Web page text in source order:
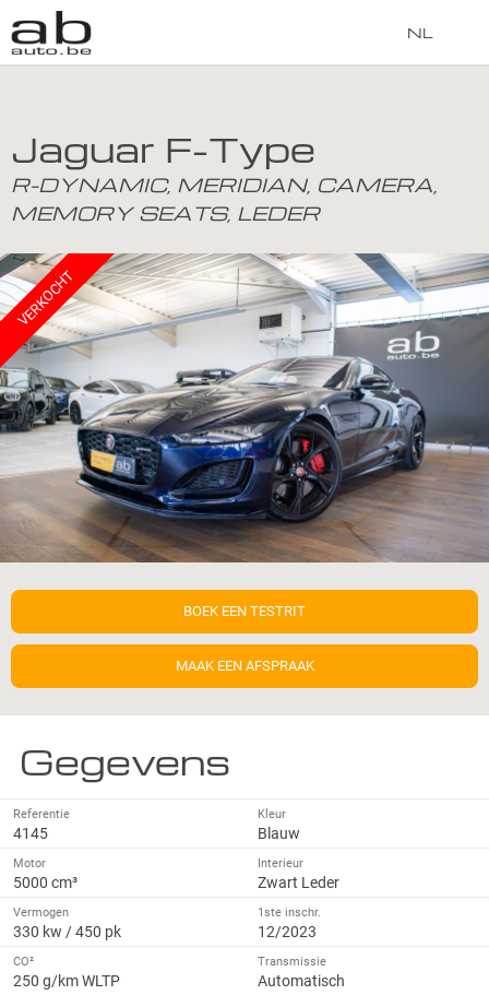
NL
Jaguar F-Type
R-DYNAMIC, MERIDIAN, CAMERA,
MEMORY SEATS, LEDER
VERKOCHT
BOEK EEN TESTRIT
MAAK EEN AFSPRAAK
Gegevens
Referentie
4145
Motor
5000 cm³
Vermogen
330 kw / 450 pk
CO²
250 g/km WLTP
Kleur
Blauw
Interieur
Zwart Leder
1ste inschr.
12/2023
Transmissie
Automatisch